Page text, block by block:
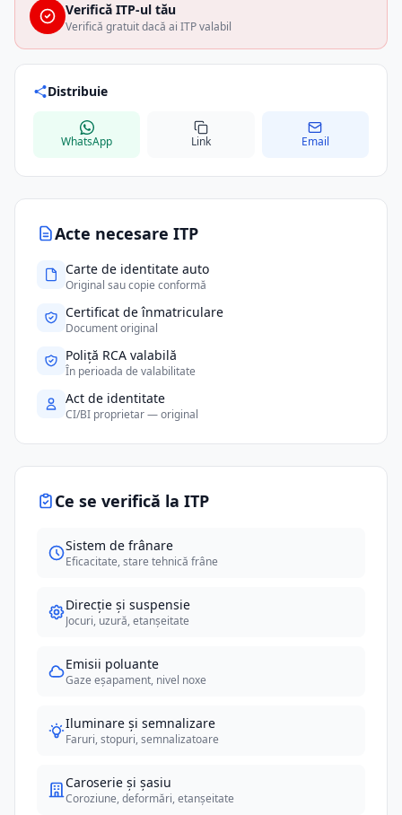
Acte necesare ITP
Carte de identitate auto
Original sau copie conformă
Certificat de înmatriculare
Document original
Poliță RCA valabilă
În perioada de valabilitate
Act de identitate
CI/BI proprietar — original
Ce se verifică la ITP
Sistem de frânare
Eficacitate, stare tehnică frâne
Direcție și suspensie
Jocuri, uzură, etanșeitate
Emisii poluante
Gaze eșapament, nivel noxe
Iluminare și semnalizare
Faruri, stopuri, semnalizatoare
Caroserie și șasiu
Coroziune, deformări, etanșeitate
Verifică ITP-ul tău
Verifică gratuit dacă ai ITP valabil
Distribuie
WhatsApp Link Email